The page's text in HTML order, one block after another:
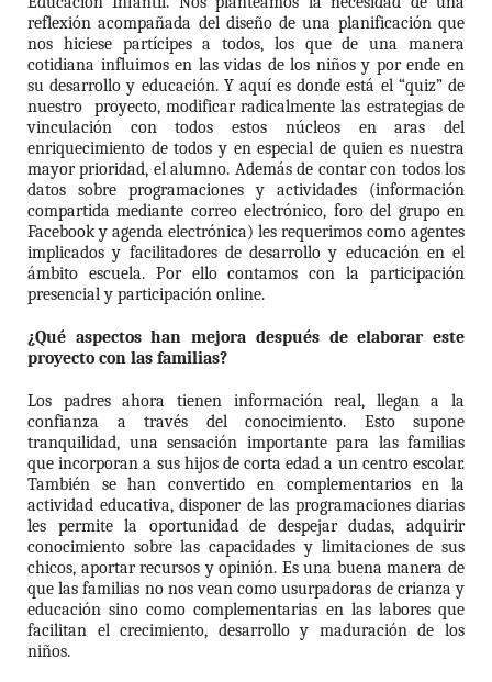
reflexión acompañada del diseño de una planificación que
nos hiciese partícipes a todos, los que de una manera
cotidiana influimos en las vidas de los niños y por ende en
su desarrollo y educación. Y aquí es donde está el “quiz” de
nuestro
proyecto, modificar radicalmente las estrategias de
vinculación con todos estos núcleos en aras del
enriquecimiento de todos y en especial de quien es nuestra
mayor prioridad, el alumno. Además de contar con todos los
datos sobre programaciones y actividades (información
compartida mediante correo electrónico, foro del grupo en
Facebook y agenda electrónica) les requerimos como agentes
implicados y facilitadores de desarrollo y educación en el
ámbito escuela. Por ello contamos con la participación
presencial y participación online.
¿Qué aspectos han mejora después de elaborar este
proyecto con las familias?
Los padres ahora tienen información real, llegan a la
confianza a través del conocimiento. Esto supone
tranquilidad, una sensación importante para las familias
que incorporan a sus hijos de corta edad a un centro escolar.
También se han convertido en complementarios en la
actividad educativa, disponer de las programaciones diarias
les permite la oportunidad de despejar dudas, adquirir
conocimiento sobre las capacidades y limitaciones de sus
chicos, aportar recursos y opinión. Es una buena manera de
que las familias no nos vean como usurpadoras de crianza y
educación sino como complementarias en las labores que
facilitan el crecimiento, desarrollo y maduración de los
niños.